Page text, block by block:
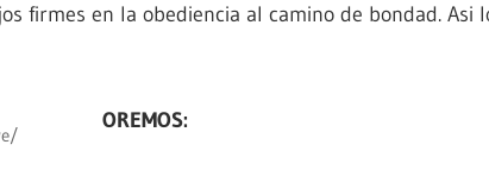
firmes en la obediencia al camino de bondad. Asi
OREMOS: